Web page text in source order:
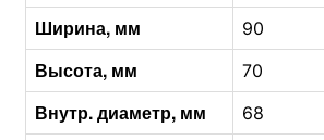
Ширина, мм 90
Высота, мм 70
Внутр. диаметр, мм 68